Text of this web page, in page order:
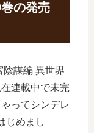
の発売
陰謀編 異世界
連載中で未完
ってシンデレ
じめまし